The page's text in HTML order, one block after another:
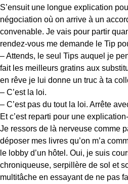
S’ensuit une longue explication
négociation où on arrive à un
convenable. Je vais pour partir
rendez-vous me demande le Tip
– Attends, le seul Tips auquel je
fait les meilleurs gratins aux
en rêve je lui donne un truc à ta
– C’est la loi.
– C’est pas du tout la loi. Arrête
Et c’est reparti pour une
Je ressors de là nerveuse comme
déposer mes livres qu’on m’a
le lobby d’un hôtel. Oui, je suis
chroniqueuse, serpillère de sol et
multitâche en essayant de ne pas